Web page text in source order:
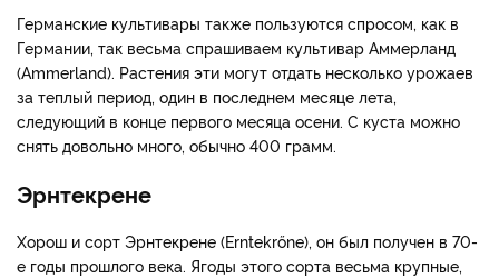
Германские культивары также пользуются спросом, как в
Германии, так весьма спрашиваем культивар Аммерланд
(Ammerland). Растения эти могут отдать несколько урожаев
за теплый период, один в последнем месяце лета,
следующий в конце первого месяца осени. С куста можно
снять довольно много, обычно 400 грамм.
Эрнтекрене
Хорош и сорт Эрнтекрене (Erntekrőne), он был получен в 70-
е годы прошлого века. Ягоды этого сорта весьма крупные,